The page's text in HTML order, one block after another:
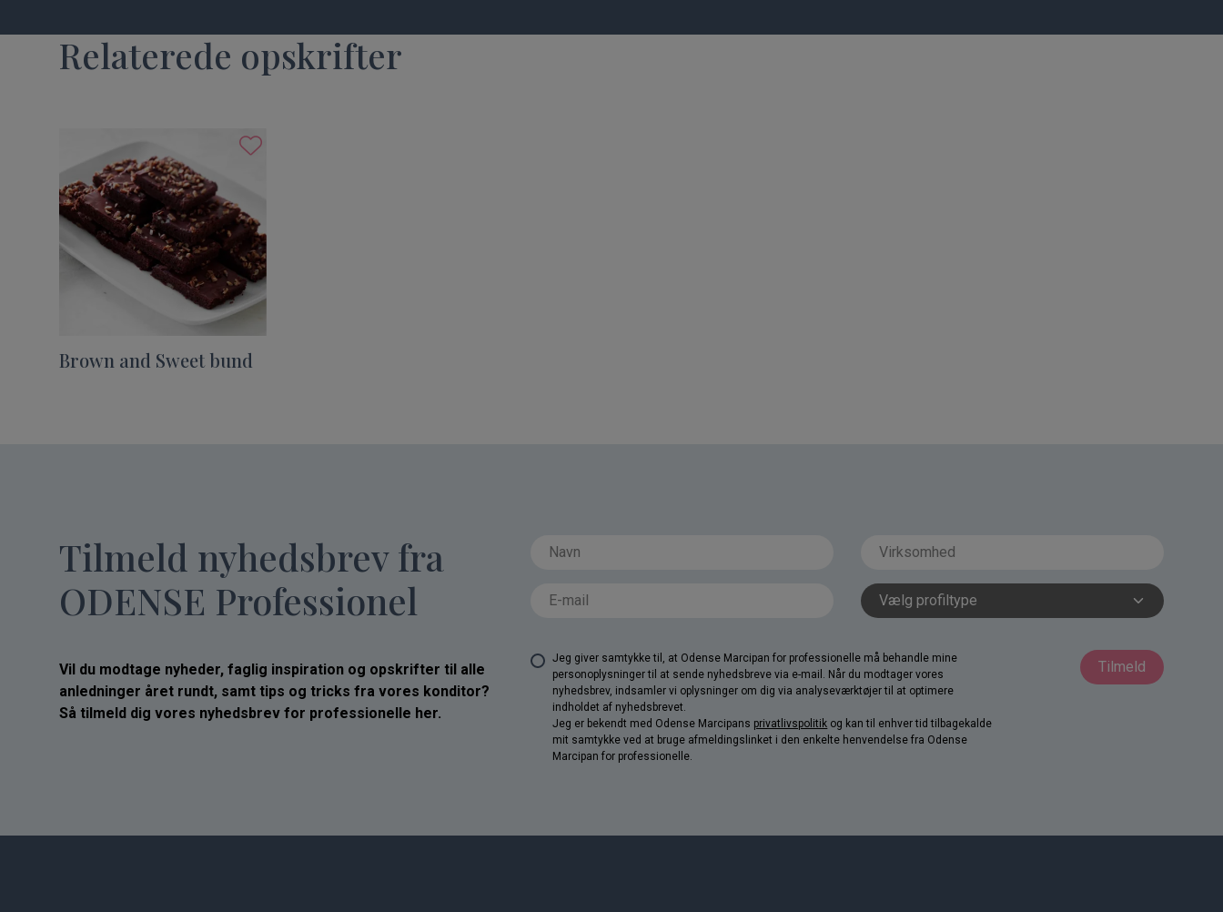
Relaterede opskrifter
Brown and Sweet bund
Tilmeld nyhedsbrev fra
ODENSE Professionel
Vil du modtage nyheder, faglig inspiration og opskrifter til alle
anledninger året rundt, samt tips og tricks fra vores konditor?
Så tilmeld dig vores nyhedsbrev for professionelle her.
Jeg giver samtykke til, at Odense Marcipan for professionelle må behandle mine
personoplysninger til at sende nyhedsbreve via e-mail. Når du modtager vores
nyhedsbrev, indsamler vi oplysninger om dig via analyseværktøjer til at optimere
indholdet af nyhedsbrevet.
Jeg er bekendt med Odense Marcipans privatlivspolitik og kan til enhver tid tilbagekalde
mit samtykke ved at bruge afmeldingslinket i den enkelte henvendelse fra Odense
Marcipan for professionelle.
Tilmeld